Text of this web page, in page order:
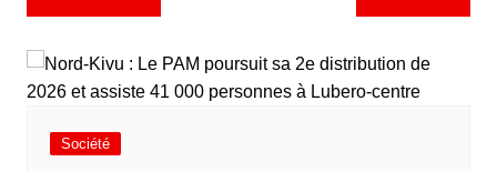
Société